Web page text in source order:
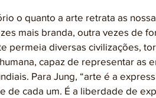
mais branda, outra vezes de
permeia diversas civilizações,
capaz de representar as
Para Jung, “arte é a
de cada um. É a liberdade de